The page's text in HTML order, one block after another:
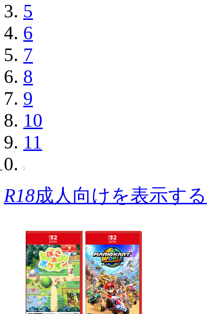
5
6
7
8
9
10
11
R18成人向けを表示する